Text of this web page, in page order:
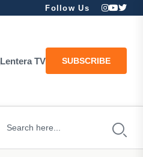
Follow Us
Lentera TV SUBSCRIBE